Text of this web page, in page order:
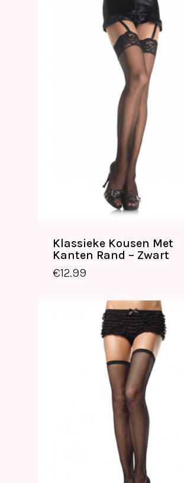
Klassieke Kousen Met
Kanten Rand – Zwart
€12.99